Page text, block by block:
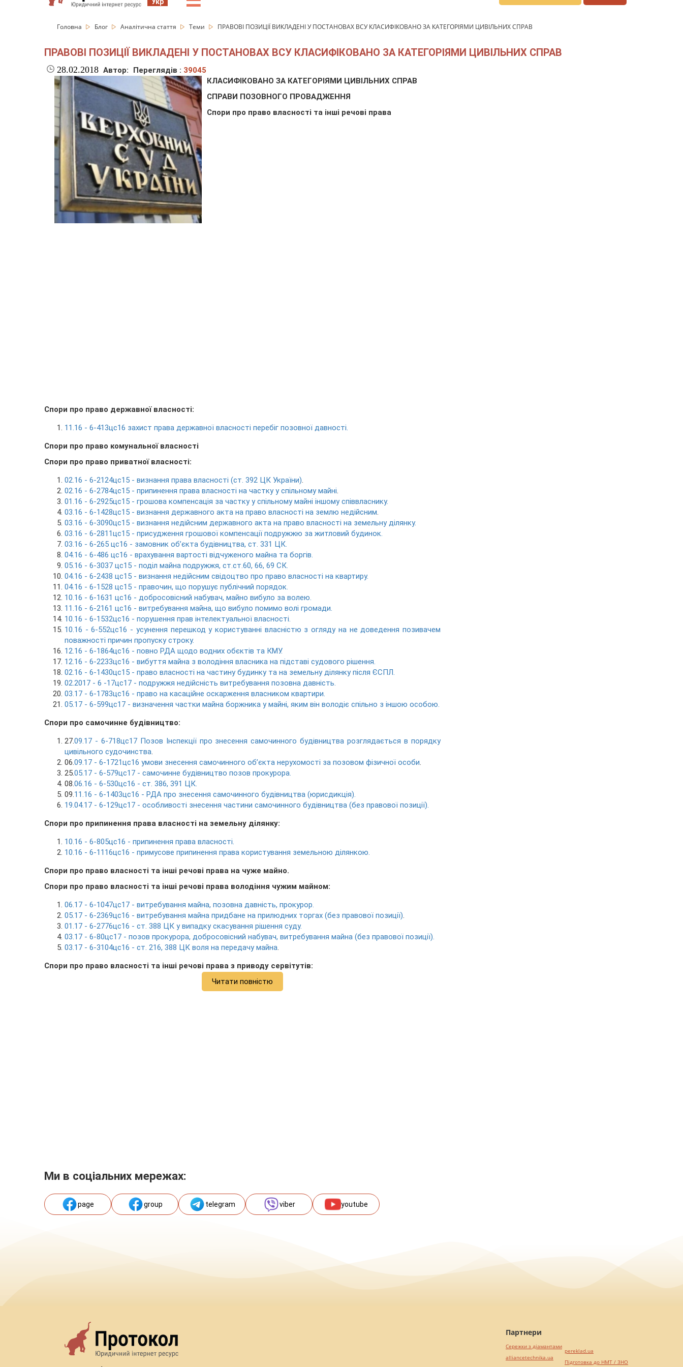
Головна Блог Аналітична стаття Теми ПРАВОВІ ПОЗИЦІЇ ВИКЛАДЕНІ У ПОСТАНОВАХ ВСУ КЛАСИФІКОВАНО ЗА КАТЕГОРІЯМИ ЦИВІЛЬНИХ СПРАВ
ПРАВОВІ ПОЗИЦІЇ ВИКЛАДЕНІ У ПОСТАНОВАХ ВСУ КЛАСИФІКОВАНО ЗА КАТЕГОРІЯМИ ЦИВІЛЬНИХ СПРАВ
28.02.2018 Автор: Переглядів : 39045
КЛАСИФІКОВАНО ЗА КАТЕГОРІЯМИ ЦИВІЛЬНИХ СПРАВ
СПРАВИ ПОЗОВНОГО ПРОВАДЖЕННЯ
Спори про право власності та інші речові права
Спори про право державної власності:
11.16 - 6-413цс16 захист права державної власності перебіг позовної давності.
Спори про право комунальної власності
Спори про право приватної власності:
02.16 - 6-2124цс15 - визнання права власності (ст. 392 ЦК України).
02.16 - 6-2784цс15 - припинення права власності на частку у спільному майні.
01.16 - 6-2925цс15 - грошова компенсація за частку у спільному майні іншому співвласнику.
03.16 - 6-1428цс15 - визнання державного акта на право власності на землю недійсним.
03.16 - 6-3090цс15 - визнання недійсним державного акта на право власності на земельну ділянку.
03.16 - 6-2811цс15 - присудження грошової компенсації подружжю за житловий будинок.
03.16 - 6-265 цс16 - замовник об’єкта будівництва, ст. 331 ЦК.
04.16 - 6-486 цс16 - врахування вартості відчуженого майна та боргів.
05.16 - 6-3037 цс15 - поділ майна подружжя, ст.ст.60, 66, 69 СК.
04.16 - 6-2438 цс15 - визнання недійсним свідоцтво про право власності на квартиру.
04.16 - 6-1528 цс15 - правочин, що порушує публічний порядок.
10.16 - 6-1631 цс16 - добросовісний набувач, майно вибуло за волею.
11.16 - 6-2161 цс16 - витребування майна, що вибуло помимо волі громади.
10.16 - 6-1532цс16 - порушення прав інтелектуальної власності.
10.16 - 6-552цс16 - усунення перешкод у користуванні власністю з огляду на не доведення позивачем
поважності причин пропуску строку.
12.16 - 6-1864цс16 - повно РДА щодо водних обєктів та КМУ.
12.16 - 6-2233цс16 - вибуття майна з володіння власника на підставі судового рішення.
02.16 - 6-1430цс15 - право власності на частину будинку та на земельну ділянку після ЄСПЛ.
02.2017 - 6 -17цс17 - подружжя недійсність витребування позовна давність.
03.17 - 6-1783цс16 - право на касаційне оскарження власником квартири.
05.17 - 6-599цс17 - визначення частки майна боржника у майні, яким він володіє спільно з іншою особою.
Спори про самочинне будівництво:
27.09.17 - 6-718цс17 Позов Інспекції про знесення самочинного будівництва розглядається в порядку
цивільного судочинства.
06.09.17 - 6-1721цс16 умови знесення самочинного об’єкта нерухомості за позовом фізичної особи.
25.05.17 - 6-579цс17 - самочинне будівництво позов прокурора.
08.06.16 - 6-530цс16 - ст. 386, 391 ЦК.
09.11.16 - 6-1403цс16 - РДА про знесення самочинного будівництва (юрисдикція).
19.04.17 - 6-129цс17 - особливості знесення частини самочинного будівництва (без правової позиції).
Спори про припинення права власності на земельну ділянку:
10.16 - 6-805цс16 - припинення права власності.
10.16 - 6-1116цс16 - примусове припинення права користування земельною ділянкою.
Спори про право власності та інші речові права на чуже майно.
Спори про право власності та інші речові права володіння чужим майном:
06.17 - 6-1047цс17 - витребування майна, позовна давність, прокурор.
05.17 - 6-2369цс16 - витребування майна придбане на прилюдних торгах (без правової позиції).
01.17 - 6-2776цс16 - ст. 388 ЦК у випадку скасування рішення суду.
03.17 - 6-80цс17 - позов прокурора, добросовісний набувач, витребування майна (без правової позиції).
03.17 - 6-3104цс16 - ст. 216, 388 ЦК воля на передачу майна.
Спори про право власності та інші речові права з приводу сервітутів:
Читати повністю
Ми в соціальних мережах:
page group telegram viber youtube
Партнери
Сережки з діамантами
alliancetechnika.ua
pereklad.ua
Підготовка до НМТ / ЗНО